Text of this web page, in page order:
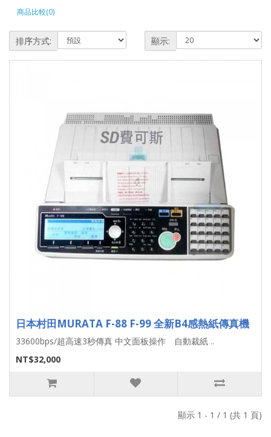
商品比較(0)
排序方式: 顯示:
日本村田MURATA F-88 F-99 全新B4感熱紙傳真機
33600bps/超高速3秒傳真 中文面板操作 自動裁紙 ..
NT$32,000
顯示 1 - 1 / 1 (共 1 頁)